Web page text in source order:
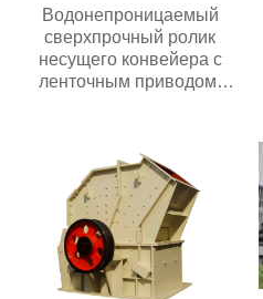
Водонепроницаемый
сверхпрочный ролик
несущего конвейера с
ленточным приводом,